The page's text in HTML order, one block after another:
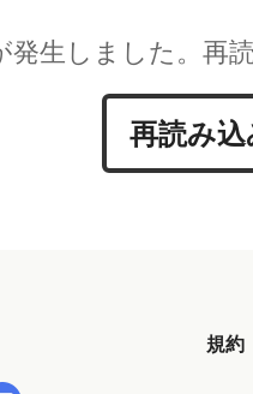
発生しました。再
再読み込
規約